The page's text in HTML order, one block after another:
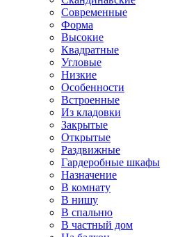
Современные
Форма
Высокие
Квадратные
Угловые
Низкие
Особенности
Встроенные
Из кладовки
Закрытые
Открытые
Раздвижные
Гардеробные шкафы
Назначение
В комнату
В нишу
В спальню
В частный дом